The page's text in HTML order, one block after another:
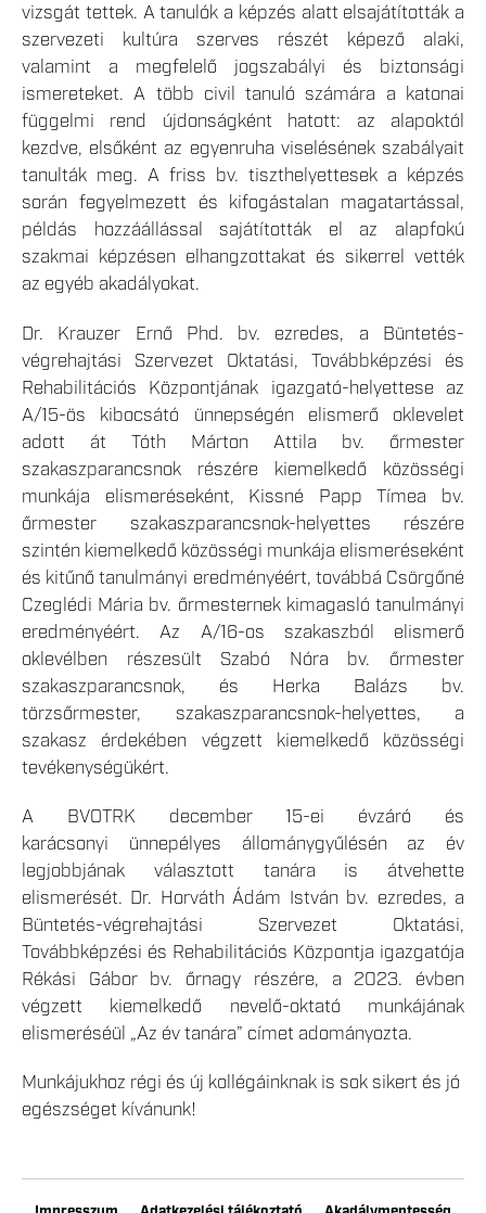
vizsgát tettek. A tanulók a képzés alatt elsajátították a
szervezeti kultúra szerves részét képező alaki,
valamint a megfelelő jogszabályi és biztonsági
ismereteket. A több civil tanuló számára a katonai
függelmi rend újdonságként hatott: az alapoktól
kezdve, elsőként az egyenruha viselésének szabályait
tanulták meg. A friss bv. tiszthelyettesek a képzés
során fegyelmezett és kifogástalan magatartással,
példás hozzáállással sajátították el az alapfokú
szakmai képzésen elhangzottakat és sikerrel vették
az egyéb akadályokat.
Dr. Krauzer Ernő Phd. bv. ezredes, a Büntetés-
végrehajtási Szervezet Oktatási, Továbbképzési és
Rehabilitációs Központjának igazgató-helyettese az
A/15-ös kibocsátó ünnepségén elismerő oklevelet
adott át Tóth Márton Attila bv. őrmester
szakaszparancsnok részére kiemelkedő közösségi
munkája elismeréseként, Kissné Papp Tímea bv.
őrmester szakaszparancsnok-helyettes részére
szintén kiemelkedő közösségi munkája elismeréseként
és kitűnő tanulmányi eredményéért, továbbá Csörgőné
Czeglédi Mária bv. őrmesternek kimagasló tanulmányi
eredményéért. Az A/16-os szakaszból elismerő
oklevélben részesült Szabó Nóra bv. őrmester
szakaszparancsnok, és Herka Balázs bv.
törzsőrmester, szakaszparancsnok-helyettes, a
szakasz érdekében végzett kiemelkedő közösségi
tevékenységükért.
A BVOTRK december 15-ei évzáró és
karácsonyi ünnepélyes állománygyűlésén az év
legjobbjának választott tanára is átvehette
elismerését. Dr. Horváth Ádám István bv. ezredes, a
Büntetés-végrehajtási Szervezet Oktatási,
Továbbképzési és Rehabilitációs Központja igazgatója
Rékási Gábor bv. őrnagy részére, a 2023. évben
végzett kiemelkedő nevelő-oktató munkájának
elismeréséül „Az év tanára” címet adományozta.
Munkájukhoz régi és új kollégáinknak is sok sikert és jó
egészséget kívánunk!